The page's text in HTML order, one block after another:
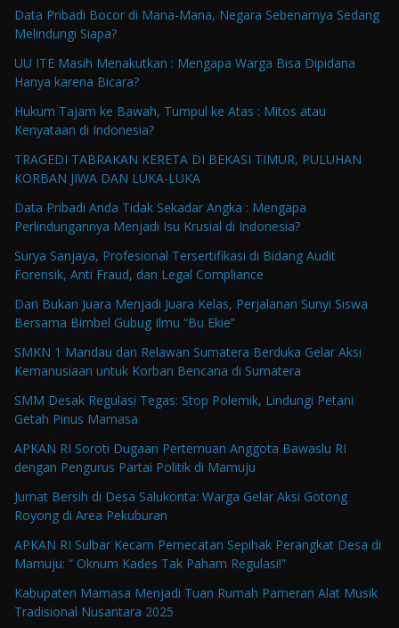
Data Pribadi Bocor di Mana-Mana, Negara Sebenarnya Sedang
Melindungi Siapa?
UU ITE Masih Menakutkan : Mengapa Warga Bisa Dipidana
Hanya karena Bicara?
Hukum Tajam ke Bawah, Tumpul ke Atas : Mitos atau
Kenyataan di Indonesia?
TRAGEDI TABRAKAN KERETA DI BEKASI TIMUR, PULUHAN
KORBAN JIWA DAN LUKA-LUKA
Data Pribadi Anda Tidak Sekadar Angka : Mengapa
Perlindungannya Menjadi Isu Krusial di Indonesia?
Surya Sanjaya, Profesional Tersertifikasi di Bidang Audit
Forensik, Anti Fraud, dan Legal Compliance
Dari Bukan Juara Menjadi Juara Kelas, Perjalanan Sunyi Siswa
Bersama Bimbel Gubug Ilmu “Bu Ekie”
SMKN 1 Mandau dan Relawan Sumatera Berduka Gelar Aksi
Kemanusiaan untuk Korban Bencana di Sumatera
SMM Desak Regulasi Tegas: Stop Polemik, Lindungi Petani
Getah Pinus Mamasa
APKAN RI Soroti Dugaan Pertemuan Anggota Bawaslu RI
dengan Pengurus Partai Politik di Mamuju
Jumat Bersih di Desa Salukonta: Warga Gelar Aksi Gotong
Royong di Area Pekuburan
APKAN RI Sulbar Kecam Pemecatan Sepihak Perangkat Desa di
Mamuju: “ Oknum Kades Tak Paham Regulasi!”
Kabupaten Mamasa Menjadi Tuan Rumah Pameran Alat Musik
Tradisional Nusantara 2025